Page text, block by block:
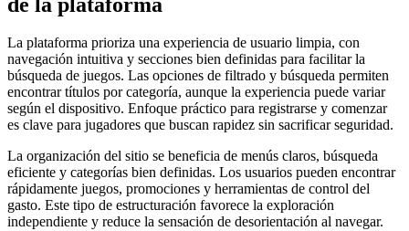
La plataforma prioriza una experiencia de usuario limpia, con
navegación intuitiva y secciones bien definidas para facilitar la
búsqueda de juegos. Las opciones de filtrado y búsqueda permiten
encontrar títulos por categoría, aunque la experiencia puede variar
según el dispositivo. Enfoque práctico para registrarse y comenzar
es clave para jugadores que buscan rapidez sin sacrificar seguridad.
La organización del sitio se beneficia de menús claros, búsqueda
eficiente y categorías bien definidas. Los usuarios pueden encontrar
rápidamente juegos, promociones y herramientas de control del
gasto. Este tipo de estructuración favorece la exploración
independiente y reduce la sensación de desorientación al navegar.